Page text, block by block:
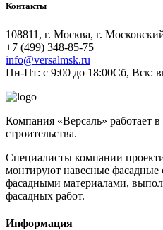
Контакты
108811, г. Москва, г.
+7 (499) 348-85-75
info@versalmsk.ru
Пн-Пт: с 9:00 до 18:00Сб, Вск:
Компания «Версаль» работает
строительства.
Специалисты компании
монтируют навесные
фасадными материалами,
фасадных работ.
Информация